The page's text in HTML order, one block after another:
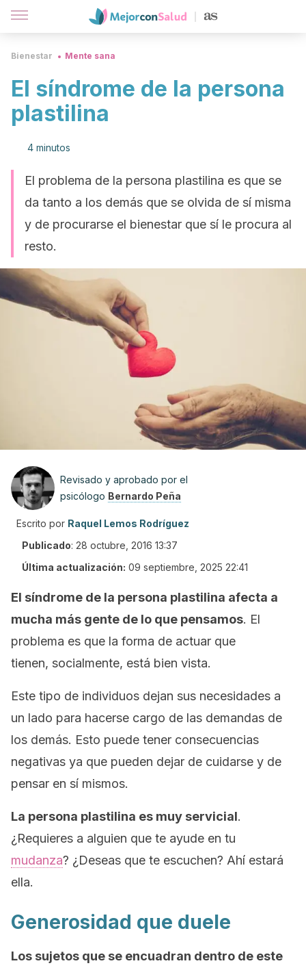
Bienestar Mente sana
El síndrome de la persona
plastilina
4 minutos
El problema de la persona plastilina es que se
da tanto a los demás que se olvida de sí misma
y de procurarse el bienestar que sí le procura al
resto.
Revisado y aprobado por el
psicólogo Bernardo Peña
Escrito por Raquel Lemos Rodríguez
Publicado: 28 octubre, 2016 13:37
Última actualización: 09 septiembre, 2025 22:41
El síndrome de la persona plastilina afecta a
mucha más gente de lo que pensamos. El
problema es que la forma de actuar que
tienen, socialmente, está bien vista.
Este tipo de individuos dejan sus necesidades a
un lado para hacerse cargo de las demandas de
los demás. Esto puede tener consecuencias
negativas ya que pueden dejar de cuidarse y de
pensar en sí mismos.
La persona plastilina es muy servicial.
¿Requieres a alguien que te ayude en tu
mudanza? ¿Deseas que te escuchen? Ahí estará
ella.
Generosidad que duele
Los sujetos que se encuadran dentro de este